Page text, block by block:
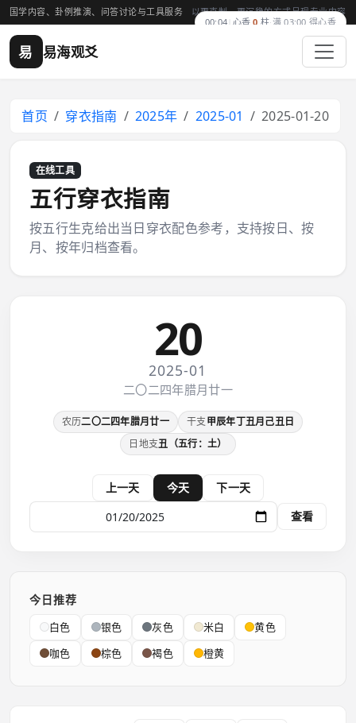
国学内容、卦例推演、问答讨论与工具服务 以更克制、更沉稳的方式呈现专业内容
易 易海观爻
首页 穿衣指南 2025年 2025-01 2025-01-20
在线工具
五行穿衣指南
按五行生克给出当日穿衣配色参考，支持按日、按
月、按年归档查看。
20
2025-01
二〇二四年腊月廿一
农历二〇二四年腊月廿一 干支甲辰年丁丑月己丑日
日地支丑（五行：土）
上一天 今天
下一天
查看
今日推荐
白色 银色 灰色 米白
黄色
咖色
棕色 褐色 橙黄
00:04 心香0 柱· 满 03:00 得心香